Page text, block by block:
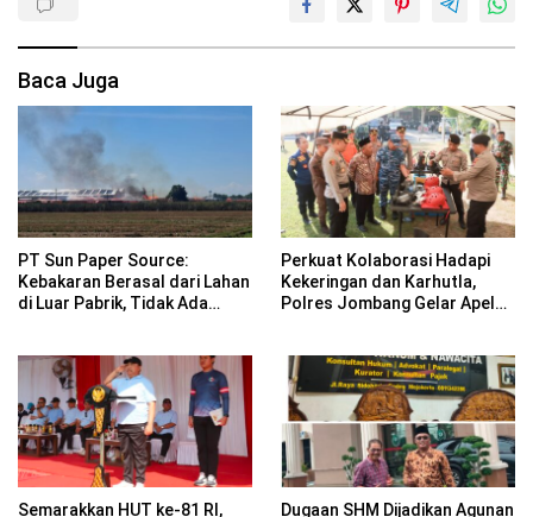
Baca Juga
PT Sun Paper Source:
Kebakaran Berasal dari Lahan
di Luar Pabrik, Tidak Ada
Perkuat Kolaborasi Hadapi
Kekeringan dan Karhutla,
Polres Jombang Gelar Apel
Semarakkan HUT ke-81 RI,
Dugaan SHM Dijadikan Agunan